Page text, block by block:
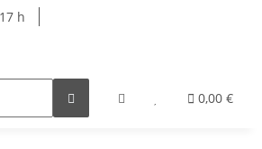
h
0,00 €
Garderobenschränke